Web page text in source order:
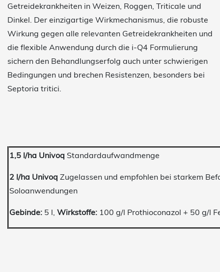
Getreidekrankheiten in Weizen, Roggen, Triticale und
Dinkel. Der einzigartige Wirkmechanismus, die robuste
Wirkung gegen alle relevanten Getreidekrankheiten und
die flexible Anwendung durch die i-Q4 Formulierung
sichern den Behandlungserfolg auch unter schwierigen
Bedingungen und brechen Resistenzen, besonders bei
Septoria tritici.
1,5 l/ha Univoq Standardaufwandmenge
2 l/ha Univoq Zugelassen und empfohlen bei starkem
Soloanwendungen
Gebinde: 5 l, Wirkstoffe: 100 g/l Prothioconazol + 50 g/l